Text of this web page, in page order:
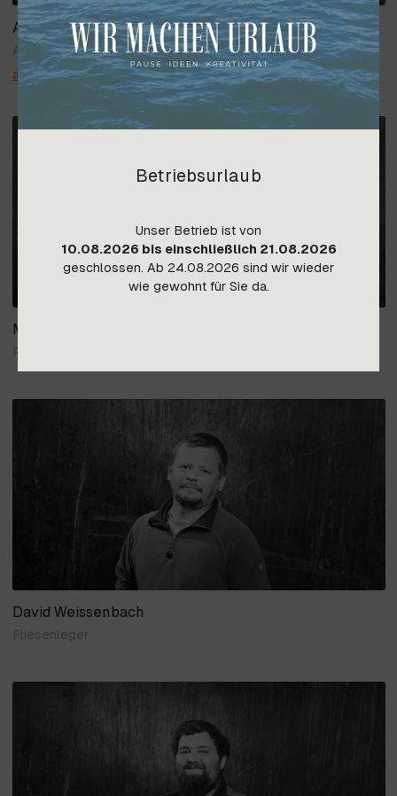
Alexander Lutz
Aussendienst Sanitärgroßhandel, Planung
alexander@hopra.at
Mümine Yorulmaz
Raumpflege
David Weissenbach
Fliesenleger
Betriebsurlaub
Unser Betrieb ist von
10.08.2026 bis einschließlich 21.08.2026
geschlossen. Ab 24.08.2026 sind wir wieder
wie gewohnt für Sie da.